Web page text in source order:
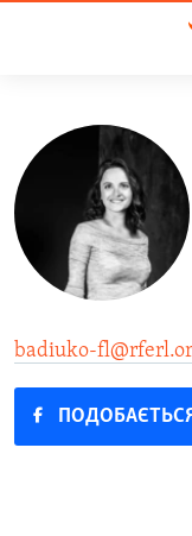
основного
матеріалу
Перейти
до
основної
навігації
до
пошуку
НОВИНИ
ВОДА.КРИМ
ВІДЕО ТА ФОТО
ПОЛІТИКА
БЛОГИ
ПОГЛЯД
ІНТЕРВ'Ю
ВСЕ ЗА ДЕНЬ
badiuko-